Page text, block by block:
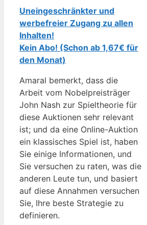
Uneingeschränkter und
werbefreier Zugang zu allen
Inhalten!
Kein Abo! (Schon ab 1,67€ für
den Monat)
Amaral bemerkt, dass die
Arbeit vom Nobelpreisträger
John Nash zur Spieltheorie für
diese Auktionen sehr relevant
ist; und da eine Online-Auktion
ein klassisches Spiel ist, haben
Sie einige Informationen, und
Sie versuchen zu raten, was die
anderen Leute tun, und basiert
auf diese Annahmen versuchen
Sie, Ihre beste Strategie zu
definieren.